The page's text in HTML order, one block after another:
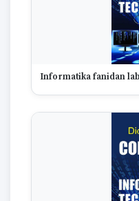
Informatika fanidan